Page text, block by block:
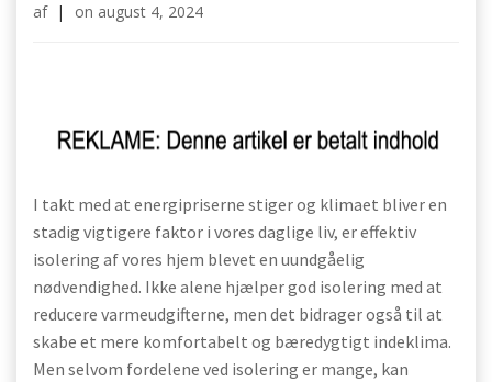
af | on august 4, 2024
I takt med at energipriserne stiger og klimaet bliver en
stadig vigtigere faktor i vores daglige liv, er effektiv
isolering af vores hjem blevet en uundgåelig
nødvendighed. Ikke alene hjælper god isolering med at
reducere varmeudgifterne, men det bidrager også til at
skabe et mere komfortabelt og bæredygtigt indeklima.
Men selvom fordelene ved isolering er mange, kan